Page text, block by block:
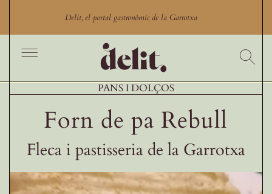
Delit, el portal gastronòmic de la Garrotxa
Toggle
Productes
Productors
Restaurants Garrotxa
PANS I DOLÇOS
Forn de pa Rebull
Fleca i pastisseria de la Garrotxa